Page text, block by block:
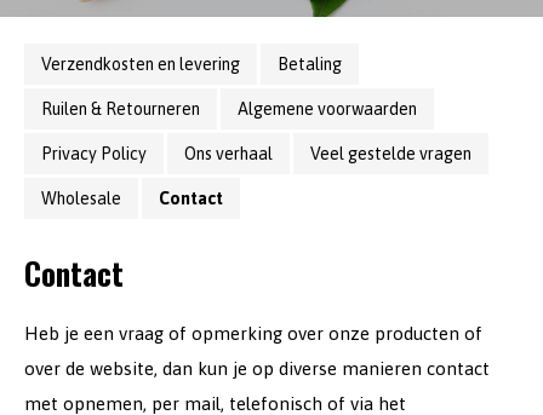
Verzendkosten en levering Betaling
Ruilen & Retourneren Algemene voorwaarden
Privacy Policy Ons verhaal Veel gestelde vragen
Wholesale Contact
Contact
Heb je een vraag of opmerking over onze producten of
over de website, dan kun je op diverse manieren contact
met opnemen, per mail, telefonisch of via het